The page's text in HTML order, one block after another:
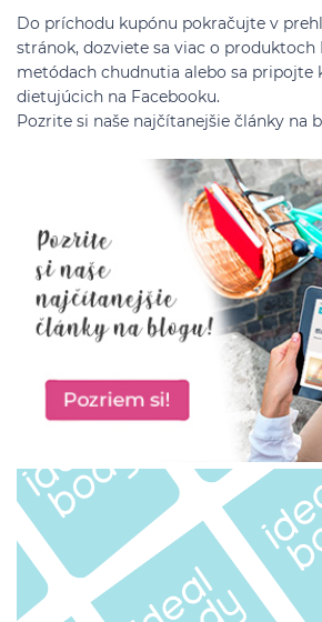
Do príchodu kupónu pokračujte v
stránok, dozviete sa viac o produktoch
metódach chudnutia alebo sa pripojte
dietujúcich na Facebooku.
Pozrite si naše najčítanejšie články na